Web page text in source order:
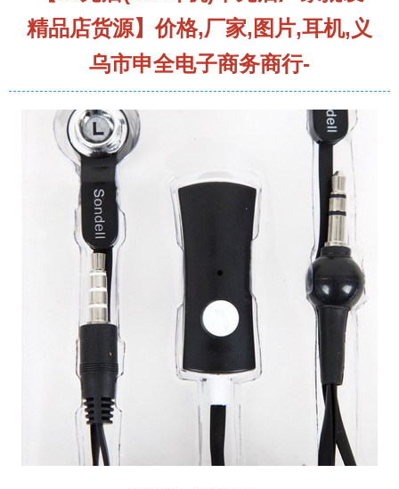
精品店货源】价格,厂家,图片,耳机,义
乌市申全电子商务商行-